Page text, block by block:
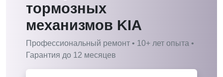
тормозных
механизмов KIA
Профессиональный ремонт • 10+ лет опыта •
Гарантия до 12 месяцев